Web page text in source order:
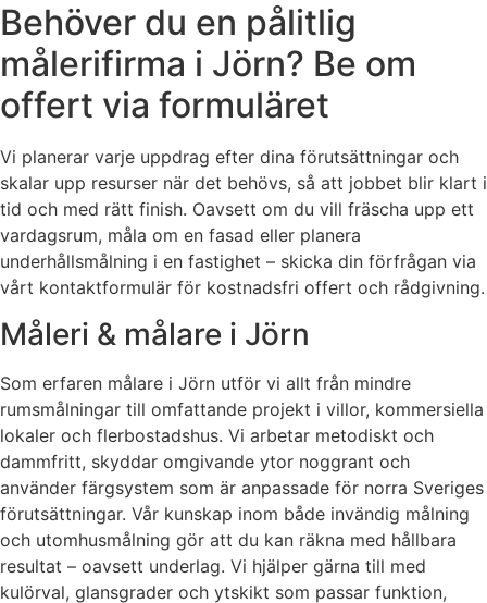
Behöver du en pålitlig
målerifirma i Jörn? Be om
offert via formuläret
Vi planerar varje uppdrag efter dina förutsättningar och
skalar upp resurser när det behövs, så att jobbet blir klart i
tid och med rätt finish. Oavsett om du vill fräscha upp ett
vardagsrum, måla om en fasad eller planera
underhållsmålning i en fastighet – skicka din förfrågan via
vårt kontaktformulär för kostnadsfri offert och rådgivning.
Måleri & målare i Jörn
Som erfaren målare i Jörn utför vi allt från mindre
rumsmålningar till omfattande projekt i villor, kommersiella
lokaler och flerbostadshus. Vi arbetar metodiskt och
dammfritt, skyddar omgivande ytor noggrant och
använder färgsystem som är anpassade för norra Sveriges
förutsättningar. Vår kunskap inom både invändig målning
och utomhusmålning gör att du kan räkna med hållbara
resultat – oavsett underlag. Vi hjälper gärna till med
kulörval, glansgrader och ytskikt som passar funktion,